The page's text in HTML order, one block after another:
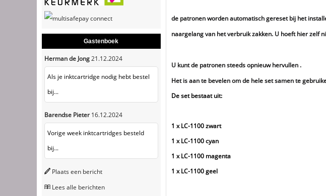
Gastenboek
Herman de Jong21.12.2024
Als je inktcartridge nodig hebt bestel
bij...
Barendse Pieter 16.12.2024
Vorige week inktcartridges besteld
bij...
Plaats een bericht
Lees alle berichten
de patronen worden automatisch gereset bij het
naargelang van het verbruik zakken. U hoeft hier zelf
U kunt de patronen steeds opnieuw hervullen .
Het is aan te bevelen om de hele set samen te
De set bestaat uit:
1 x LC-1100 zwart
1 x LC-1100 cyan
1 x LC-1100 magenta
1 x LC-1100 geel